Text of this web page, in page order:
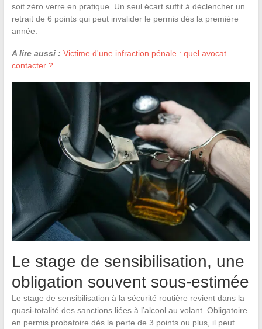
soit zéro verre en pratique. Un seul écart suffit à déclencher un
retrait de 6 points qui peut invalider le permis dès la première
année.
A lire aussi : Victime d'une infraction pénale : quel avocat
contacter ?
Le stage de sensibilisation, une
obligation souvent sous-estimée
Le stage de sensibilisation à la sécurité routière revient dans la
quasi-totalité des sanctions liées à l’alcool au volant. Obligatoire
en permis probatoire dès la perte de 3 points ou plus, il peut